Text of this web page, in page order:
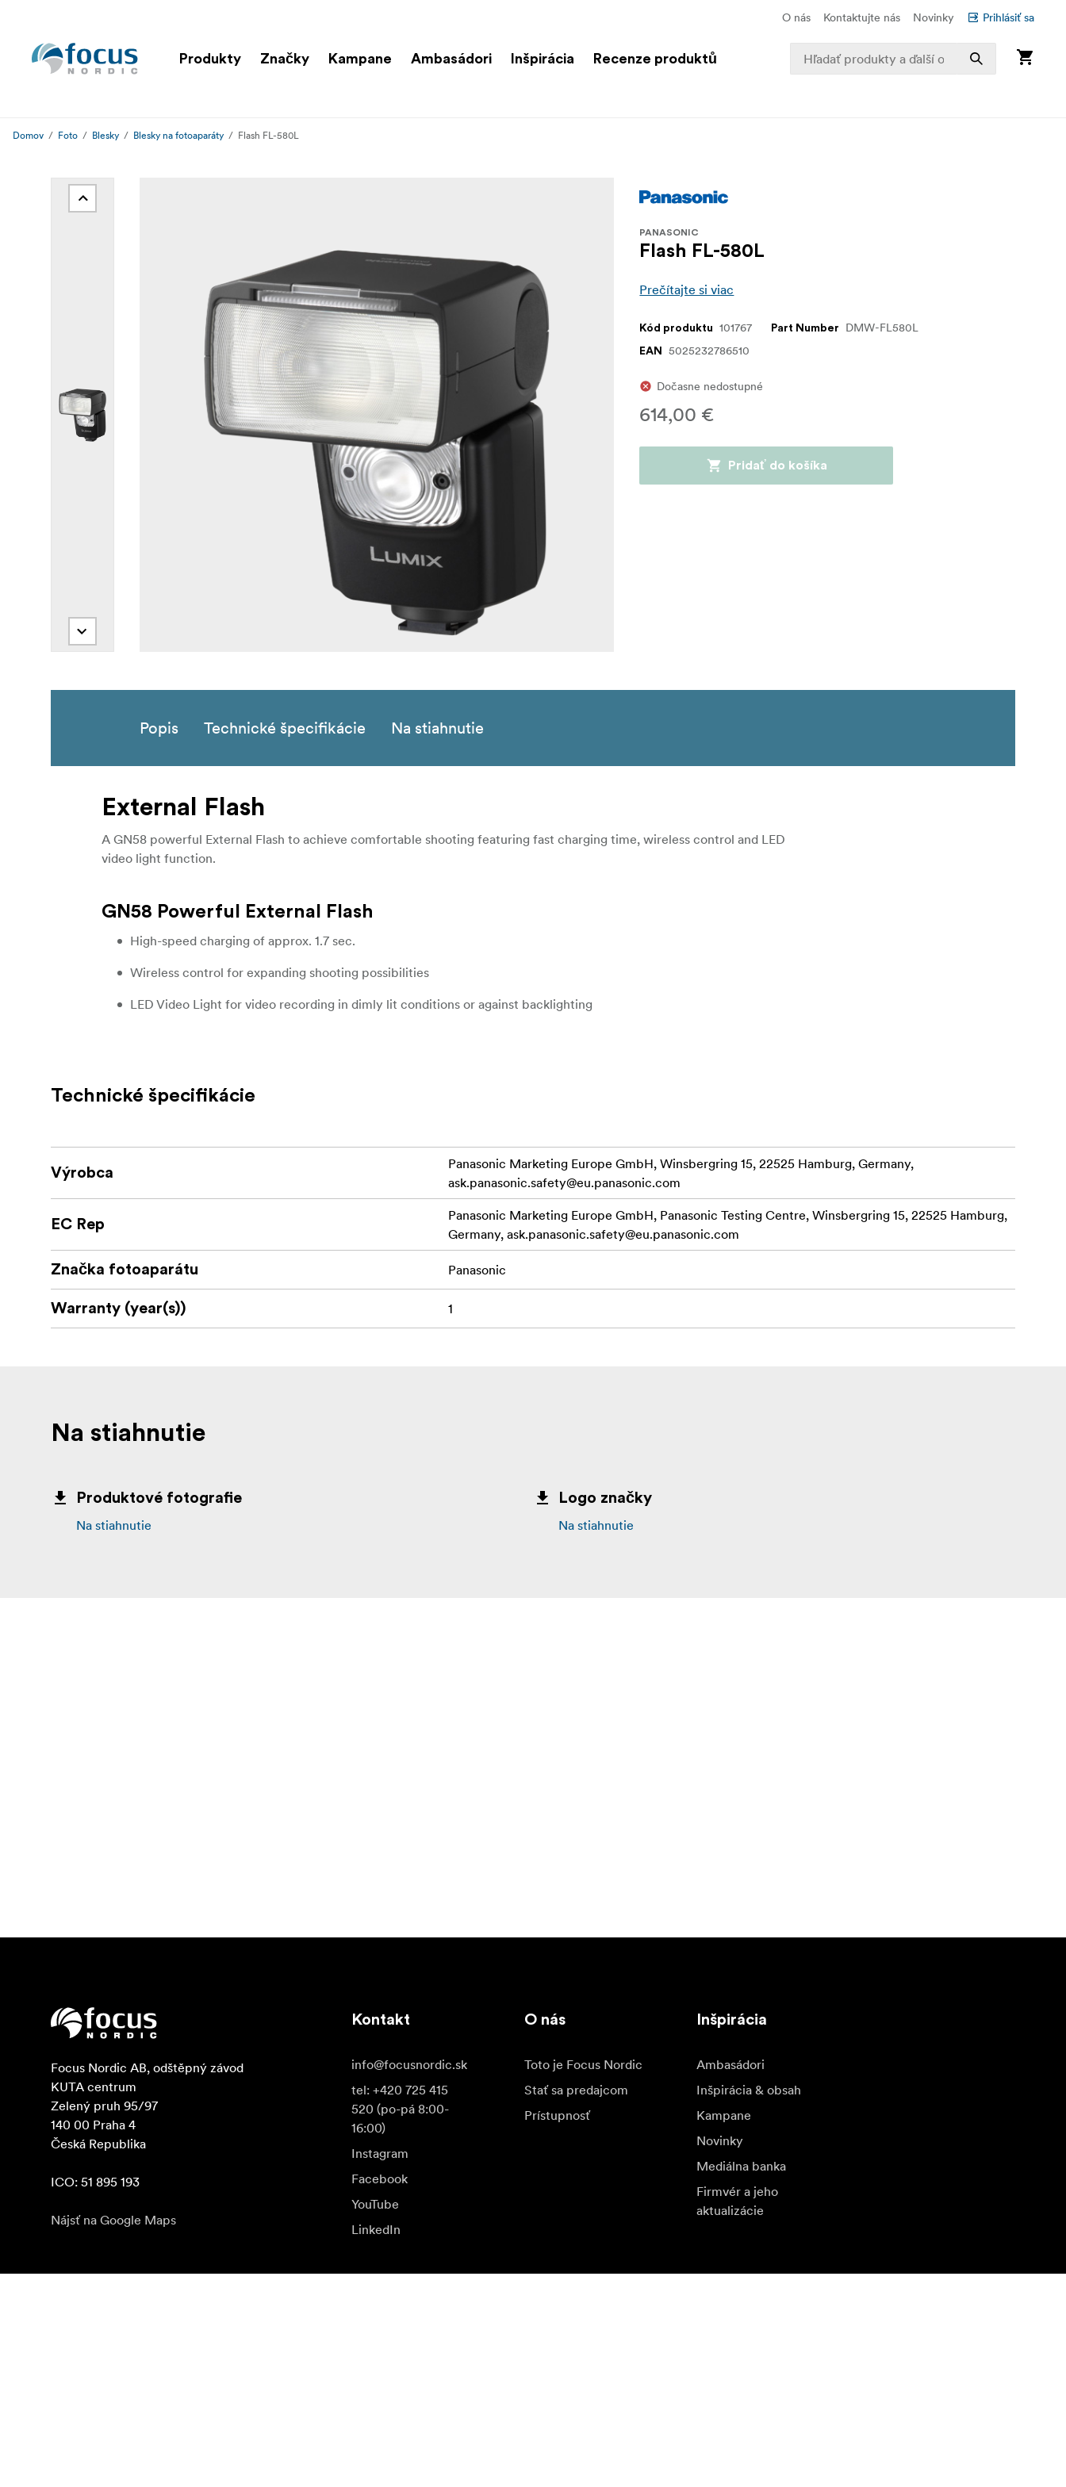
O nás Kontaktujte nás Novinky Prihlásiť sa
Produkty Značky Kampane Ambasádori Inšpirácia Recenze produktů
Domov Foto Blesky Blesky na fotoaparáty Flash FL-580L
PANASONIC
Flash FL-580L
Prečítajte si viac
Kód produktu 101767 Part Number DMW-FL580L
EAN 5025232786510
Dočasne nedostupné
614,00 €
Pridať do košíka
Popis Technické špecifikácie Na stiahnutie
External Flash
A GN58 powerful External Flash to achieve comfortable shooting featuring fast charging time, wireless control and LED
video light function.
GN58 Powerful External Flash
High-speed charging of approx. 1.7 sec.
Wireless control for expanding shooting possibilities
LED Video Light for video recording in dimly lit conditions or against backlighting
Technické špecifikácie
Výrobca
Panasonic Marketing Europe GmbH, Winsbergring 15, 22525 Hamburg, Germany,
ask.panasonic.safety@eu.panasonic.com
EC Rep
Panasonic Marketing Europe GmbH, Panasonic Testing Centre, Winsbergring 15, 22525 Hamburg,
Germany, ask.panasonic.safety@eu.panasonic.com
Značka fotoaparátu Panasonic
Warranty (year(s)) 1
Na stiahnutie
Produktové fotografie
Na stiahnutie
Logo značky
Na stiahnutie
Focus Nordic AB, odštěpný závod
KUTA centrum
Zelený pruh 95/97
140 00 Praha 4
Česká Republika
ICO: 51 895 193
Nájsť na Google Maps
Kontakt
info@focusnordic.sk
tel: +420 725 415
520 (po-pá 8:00-
16:00)
Instagram
Facebook
YouTube
LinkedIn
O nás
Toto je Focus Nordic
Stať sa predajcom
Prístupnosť
Inšpirácia
Ambasádori
Inšpirácia & obsah
Kampane
Novinky
Mediálna banka
Firmvér a jeho
aktualizácie